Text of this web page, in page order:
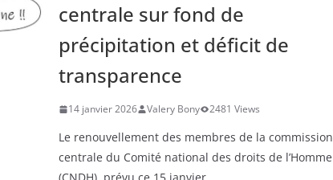
centrale sur fond de
précipitation et déficit de
transparence
14 janvier 2026 Valery Bony 2481 Views
Le renouvellement des membres de la commission
centrale du Comité national des droits de l’Homme